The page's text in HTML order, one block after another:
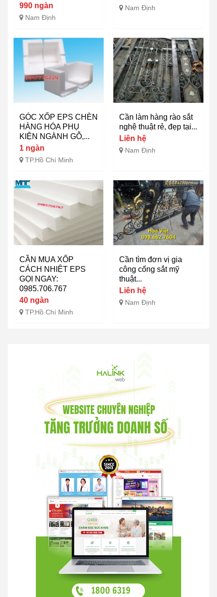
990 ngàn
Nam Định
Nam Định
GÓC XỐP EPS CHÈN
HÀNG HÓA PHỤ
KIỆN NGÀNH GỖ,...
1 ngàn
TP.Hồ Chí Minh
Cần làm hàng rào sắt
nghệ thuật rẻ, đẹp tại...
Liên hệ
Nam Định
CẦN MUA XỐP
CÁCH NHIỆT EPS
GỌI NGAY:
0985.706.767
40 ngàn
TP.Hồ Chí Minh
Cần tìm đơn vị gia
công cổng sắt mỹ
thuật...
Liên hệ
Nam Định